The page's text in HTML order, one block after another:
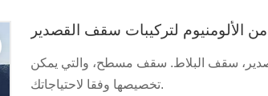
لتركيبات سقف القصدير
سقف البلاط. سقف مسطح، والتي يمكن
تخصيصها وفقا لاحتياجاتك.